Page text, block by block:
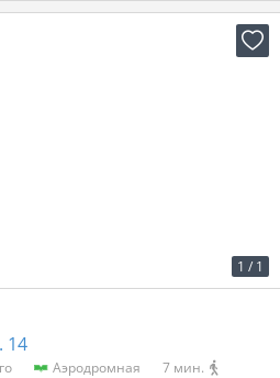
1 / 1
14
Аэродромная
7 мин.